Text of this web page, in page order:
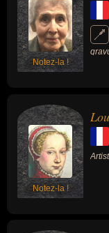
Notez-la !
Notez-la !